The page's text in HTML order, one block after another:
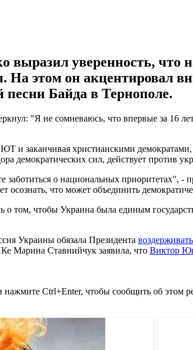
уверенность, что
На этом он акцентировал
песни Байда в Тернополе.
"Я не сомневаюсь, что впервые за 16
и заканчивая христианскими
демократических сил, действует против
о национальных приоритетах",
осознать, что может объединить
том, чтобы Украина была единым
Украины обязала Президента
Марина Ставнийчук заявила, что Виктор
Ctrl+Enter, чтобы сообщить об этом